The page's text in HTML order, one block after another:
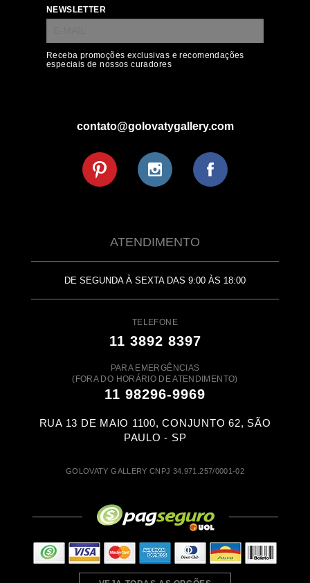
NEWSLETTER
Receba promoções exclusivas e recomendações
especiais de nossos curadores
contato@golovatygallery.com
ATENDIMENTO
DE SEGUNDA À SEXTA DAS 9:00 ÀS 18:00
TELEFONE
11 3892 8397
PARA EMERGÊNCIAS
(FORA DO HORÁRIO DE ATENDIMENTO)
11 98296-9969
RUA 13 DE MAIO 1100, CONJUNTO 62, SÃO
PAULO - SP
GOLOVATY GALLERY CNPJ 34.971.257/0001-02